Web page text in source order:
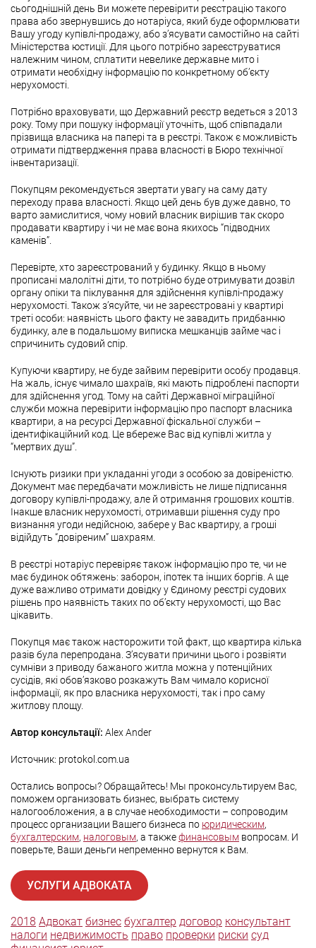
сьогоднішній день Ви можете перевірити реєстрацію такого
права або звернувшись до нотаріуса, який буде оформлювати
Вашу угоду купівлі-продажу, або з’ясувати самостійно на сайті
Міністерства юстиції. Для цього потрібно зареєструватися
належним чином, сплатити невелике державне мито і
отримати необхідну інформацію по конкретному об’єкту
нерухомості.
Потрібно враховувати, що Державний реєстр ведеться з 2013
року. Тому при пошуку інформації уточніть, щоб співпадали
прізвища власника на папері та в реєстрі. Також є можливість
отримати підтвердження права власності в Бюро технічної
інвентаризації.
Покупцям рекомендується звертати увагу на саму дату
переходу права власності. Якщо цей день був дуже давно, то
варто замислитися, чому новий власник вирішив так скоро
продавати квартиру і чи не має вона якихось “підводних
каменів”.
Перевірте, хто зареєстрований у будинку. Якщо в ньому
прописані малолітні діти, то потрібно буде отримувати дозвіл
органу опіки та піклування для здійснення купівлі-продажу
нерухомості. Також з’ясуйте, чи не зареєстровані у квартирі
треті особи: наявність цього факту не завадить придбанню
будинку, але в подальшому виписка мешканців займе час і
спричинить судовий спір.
Купуючи квартиру, не буде зайвим перевірити особу продавця.
На жаль, існує чимало шахраїв, які мають підроблені паспорти
для здійснення угод. Тому на сайті Державної міграційної
служби можна перевірити інформацію про паспорт власника
квартири, а на ресурсі Державної фіскальної служби –
ідентифікаційний код. Це вбереже Вас від купівлі житла у
“мертвих душ”.
Існують ризики при укладанні угоди з особою за довіреністю.
Документ має передбачати можливість не лише підписання
договору купівлі-продажу, але й отримання грошових коштів.
Інакше власник нерухомості, отримавши рішення суду про
визнання угоди недійсною, забере у Вас квартиру, а гроші
відійдуть “довіреним” шахраям.
В реєстрі нотаріус перевіряє також інформацію про те, чи не
має будинок обтяжень: заборон, іпотек та інших боргів. А ще
дуже важливо отримати довідку у Єдиному реєстрі судових
рішень про наявність таких по об’єкту нерухомості, що Вас
цікавить.
Покупця має також насторожити той факт, що квартира кілька
разів була перепродана. З’ясувати причини цього і розвіяти
сумніви з приводу бажаного житла можна у потенційних
сусідів, які обов’язково розкажуть Вам чимало корисної
інформації, як про власника нерухомості, так і про саму
житлову площу.
Автор консультації: Alex Ander
Источник: protokol.com.ua
Остались вопросы? Обращайтесь! Мы проконсультируем Вас,
поможем организовать бизнес, выбрать систему
налогообложения, а в случае необходимости – сопроводим
процесс организации Вашего бизнеса по юридическим,
бухгалтерским, налоговым, а такжефинансовым вопросам. И
поверьте, Ваши деньги непременно вернутся к Вам.
УСЛУГИ АДВОКАТА
2018 Адвокат бизнес бухгалтер договор консультант
налоги недвижимость право проверки риски суд